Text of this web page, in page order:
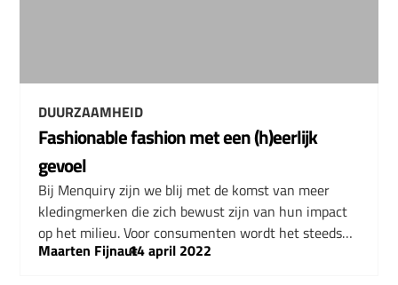
DUURZAAMHEID
Fashionable fashion met een (h)eerlijk
gevoel
Bij Menquiry zijn we blij met de komst van meer
kledingmerken die zich bewust zijn van hun impact
op het milieu. Voor consumenten wordt het steeds…
Maarten Fijnaut
–
14 april 2022